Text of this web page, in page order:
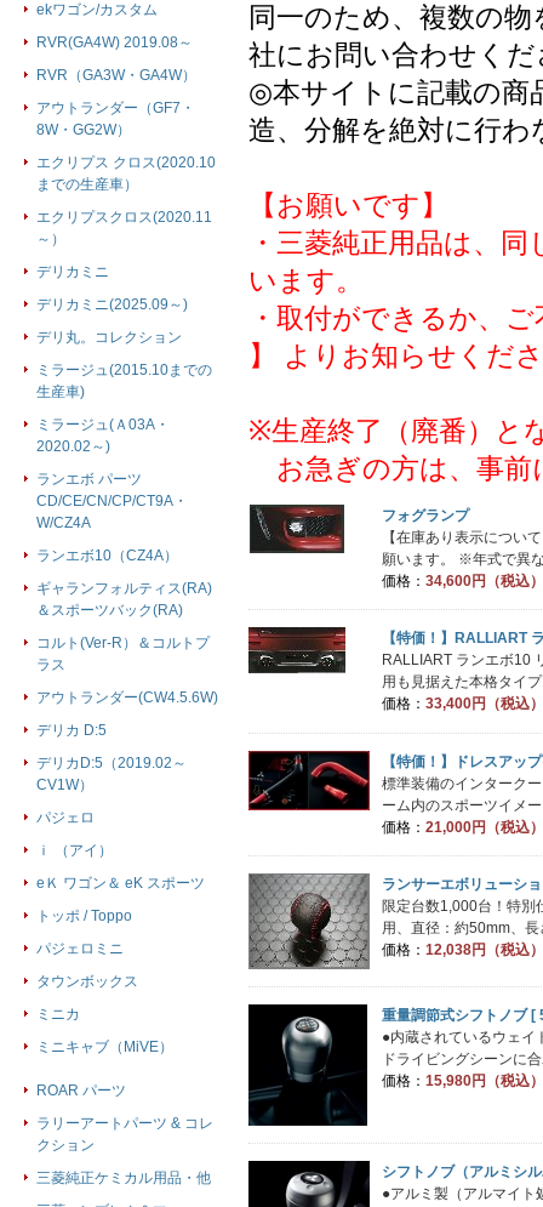
同一のため、複数の
社にお問い合わせくだ
◎本サイトに記載の商
造、分解を絶対に行
【お願いです】
・三菱純正用品は、
います。
・取付ができるか、
】 よりお知らせくだ
※生産終了（廃番）と
お急ぎの方は、事前
フォグランプ
【在庫あり表示につい
願います。 ※年式で異
価格： 34,600円（税込）
【特価！】RALLIART
RALLIART ランエボ10
用も見据えた本格タイ
価格： 33,400円（税込）
【特価！】ドレスアッ
標準装備のインターク
ーム内のスポーツイメ
価格： 21,000円（税込）
ランサーエボリューシ
限定台数1,000台！特別
用、直径：約50mm、
価格： 12,038円（税込）
重量調節式シフトノブ [
●内蔵されているウェイ
ドライビングシーンに
価格： 15,980円（税込）
シフトノブ（アルミシ
●アルミ製（アルマイト
ekワゴン/カスタム
RVR(GA4W) 2019.08～
RVR（GA3W・GA4W）
アウトランダー（GF7・
8W・GG2W）
エクリプス クロス(2020.10
までの生産車）
エクリプスクロス(2020.11
～）
デリカミニ
デリカミニ(2025.09～)
デリ丸。コレクション
ミラージュ(2015.10までの
生産車)
ミラージュ(Ａ03A・
2020.02～)
ランエボ パーツ
CD/CE/CN/CP/CT9A・
W/CZ4A
ランエボ10（CZ4A）
ギャランフォルティス(RA)
＆スポーツバック(RA)
コルト(Ver-R）＆コルトプ
ラス
アウトランダー(CW4.5.6W)
デリカ D:5
デリカD:5（2019.02～
CV1W）
パジェロ
ｉ （アイ）
eＫ ワゴン＆ eK スポーツ
トッポ / Toppo
パジェロミニ
タウンボックス
ミニカ
ミニキャブ（MiVE）
ROAR パーツ
ラリーアートパーツ & コレ
クション
三菱純正ケミカル用品・他